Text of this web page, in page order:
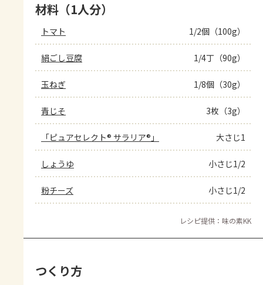
材料（1人分）
トマト 1/2個（100g）
絹ごし豆腐 1/4丁（90g）
玉ねぎ 1/8個（30g）
青じそ 3枚（3g）
「ピュアセレクト® サラリア®」 大さじ1
しょうゆ 小さじ1/2
粉チーズ 小さじ1/2
レシピ提供：味の素KK
つくり方